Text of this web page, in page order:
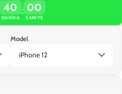
40
DAKIKA
: 00
SANIYE
Model